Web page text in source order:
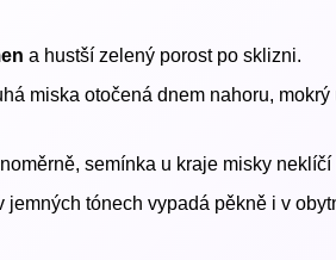
a hustší zelený porost po sklizni.
miska otočená dnem nahoru,
semínka u kraje misky
jemných tónech vypadá pěkně i v